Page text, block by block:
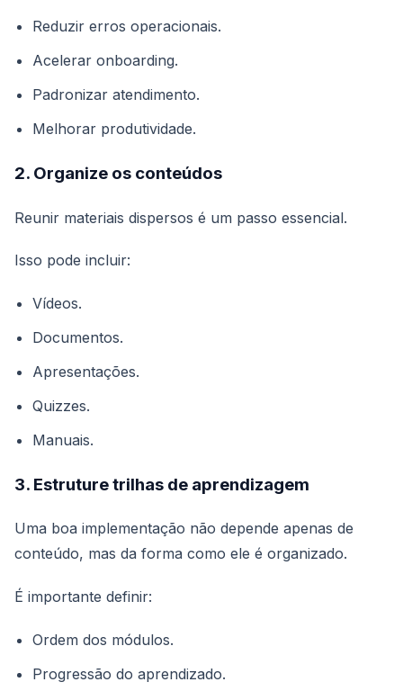
Reduzir erros operacionais.
Acelerar onboarding.
Padronizar atendimento.
Melhorar produtividade.
2. Organize os conteúdos
Reunir materiais dispersos é um passo essencial.
Isso pode incluir:
Vídeos.
Documentos.
Apresentações.
Quizzes.
Manuais.
3. Estruture trilhas de aprendizagem
Uma boa implementação não depende apenas de
conteúdo, mas da forma como ele é organizado.
É importante definir:
Ordem dos módulos.
Progressão do aprendizado.